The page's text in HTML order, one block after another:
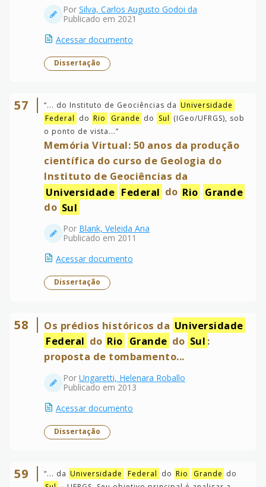
Por Silva, Carlos Augusto Godoi da
Publicado em 2021
Acessar documento
Dissertação
57 “... do Instituto de Geociências da Universidade
Federal do Rio Grande do Sul (IGeo/UFRGS), sob
o ponto de vista...”
Memória Virtual: 50 anos da produção
científica do curso de Geologia do
Instituto de Geociências da
Universidade Federal do Rio Grande
do Sul
Por Blank, Veleida Ana
Publicado em 2011
Acessar documento
Dissertação
58 Os prédios históricos da Universidade
Federal do Rio Grande do Sul :
proposta de tombamento...
Por Ungaretti, Helenara Roballo
Publicado em 2013
Acessar documento
Dissertação
59 “... da Universidade Federal do Rio Grande do